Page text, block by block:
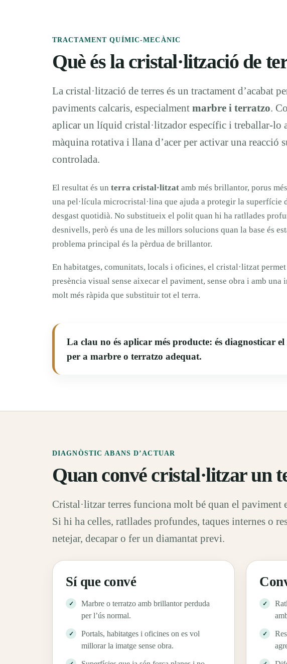
TRACTAMENT QUÍMIC-MECÀNIC
Què és la cristal·lització de
La cristal·lització de terres és un tractament d’acabat
paviments calcaris, especialment marbre i terratzo.
aplicar un líquid cristal·litzador específic i treballar-lo
màquina rotativa i llana d’acer per activar una reacció
controlada.
El resultat és un terra cristal·litzat amb més brillantor, porus
una pel·lícula microcristal·lina que ajuda a protegir la superfície
desgast quotidià. No substitueix el polit quan hi ha ratllades
desnivells, però és una de les millors solucions quan la base és
problema principal és la pèrdua de brillantor.
En habitatges, comunitats, locals i oficines, el cristal·litzat
presència visual sense aixecar el paviment, sense obra i amb una
molt més ràpida que substituir tot el terra.
La clau no és aplicar més producte: és diagnosticar
per a marbre o terratzo adequat.
DIAGNÒSTIC ABANS D’ACTUAR
Quan convé cristal·litzar un
Cristal·litzar terres funciona molt bé quan el paviment
Si hi ha celles, ratllades profundes, taques internes o
netejar, decapar o fer un diamantat previ.
Sí que convé
Marbre o terratzo amb brillantor perduda
per l’ús normal.
Portals, habitatges i oficines on es vol
millorar la imatge sense obra.